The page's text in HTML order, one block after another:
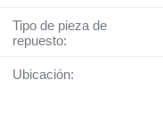
Tipo de pieza de
repuesto:
Ubicación: